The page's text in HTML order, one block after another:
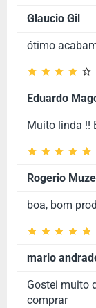
Glaucio Gil
ótimo
Eduardo
Muito linda !!
Rogerio
boa, bom
mario
Gostei muito
comprar